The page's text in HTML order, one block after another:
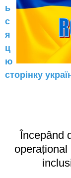
ь
с
я
ц
ю
сторінку
Începând